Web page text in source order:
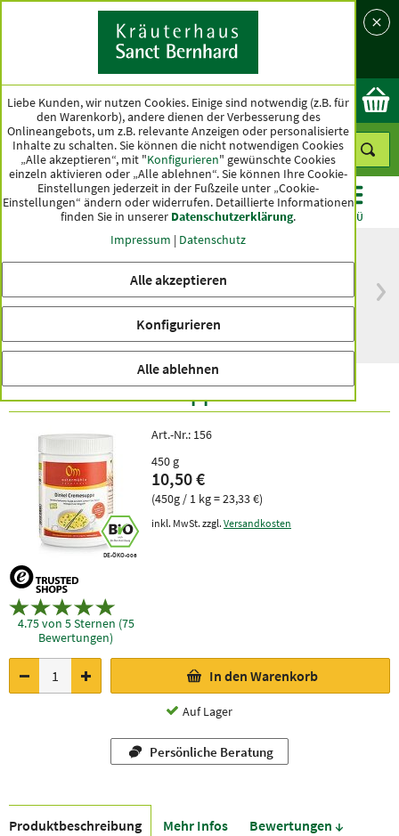
Land
Ok
KATEGORIEN ANGEBOTE TOPSELLER MENÜ
versandkostenfrei
innerhalb Deutschlands
Spitzenqualität seit
Bio-Dinkel-Cremesuppe
DE-ÖKO-006
4.75 von 5 Sternen (75
Bewertungen)
Art.-Nr.: 156
450 g
10,50 €
(450g / 1 kg = 23,33 €)
inkl. MwSt. zzgl. Versandkosten
In den Warenkorb
Auf Lager
Persönliche Beratung
Produkt­beschreibung Mehr Infos Bewer­tungen ↓
Liebe Kunden, wir nutzen Cookies. Einige sind notwendig (z.B. für
den Warenkorb), andere dienen der Verbesserung des
Onlineangebots, um z.B. relevante Anzeigen oder personalisierte
Inhalte zu schalten. Sie können die nicht notwendigen Cookies
„Alle akzeptieren“, mit "Konfigurieren" gewünschte Cookies
einzeln aktivieren oder „Alle ablehnen“. Sie können Ihre Cookie-
Einstellungen jederzeit in der Fußzeile unter „Cookie-
Einstellungen“ ändern oder widerrufen. Detaillierte Informationen
finden Sie in unserer Datenschutzerklärung.
Impressum | Datenschutz
Alle akzeptieren
Konfigurieren
Alle ablehnen